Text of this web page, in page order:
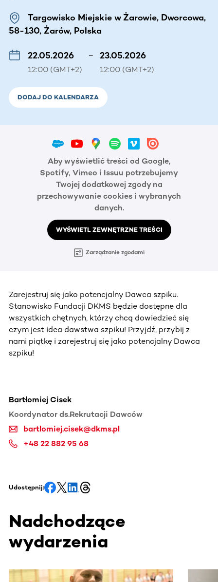
Targowisko Miejskie w Żarowie, Dworcowa,
58-130, Żarów, Polska
22.05.2026
12:00 (GMT+2)
– 23.05.2026
12:00 (GMT+2)
DODAJ DO KALENDARZA
Aby wyświetlić treści od Google,
Spotify, Vimeo i Issuu potrzebujemy
Twojej dodatkowej zgody na
przechowywanie cookies i wybranych
danych.
WYŚWIETL ZEWNĘTRZNE TREŚCI
Zarządzanie zgodami
Zarejestruj się jako potencjalny Dawca szpiku.
Stanowisko Fundacji DKMS będzie dostępne dla
wszystkich chętnych, którzy chcą dowiedzieć się
czym jest idea dawstwa szpiku! Przyjdź, przybij z
nami piątkę i zarejestruj się jako potencjalny Dawca
szpiku!
Bartłomiej Cisek
Koordynator ds.Rekrutacji Dawców
bartlomiej.cisek@dkms.pl
+48 22 882 95 68
Udostępnij:
Nadchodzące
wydarzenia
Ta sekcja zawiera treści przewijane w poziomie. Użyj